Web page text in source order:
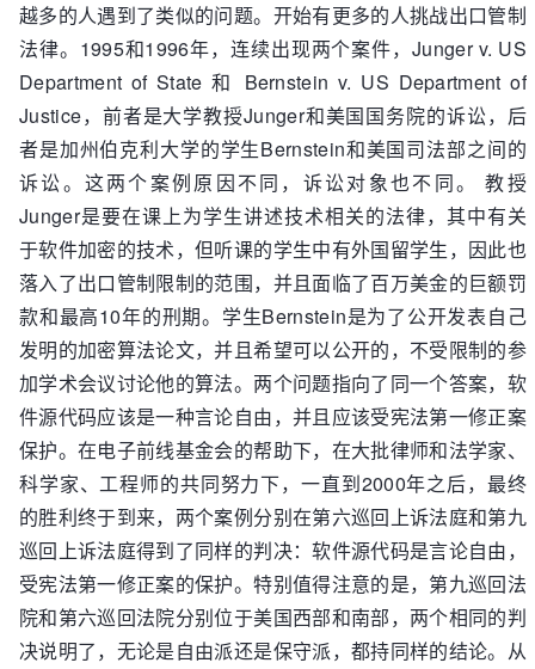
越多的人遇到了类似的问题。开始有更多的人挑战出口管制
法律。1995和1996年，连续出现两个案件，Junger v. US
Department of State 和 Bernstein v. US Department of
Justice，前者是大学教授Junger和美国国务院的诉讼，后
者是加州伯克利大学的学生Bernstein和美国司法部之间的
诉讼。这两个案例原因不同，诉讼对象也不同。 教授
Junger是要在课上为学生讲述技术相关的法律，其中有关
于软件加密的技术，但听课的学生中有外国留学生，因此也
落入了出口管制限制的范围，并且面临了百万美金的巨额罚
款和最高10年的刑期。学生Bernstein是为了公开发表自己
发明的加密算法论文，并且希望可以公开的，不受限制的参
加学术会议讨论他的算法。两个问题指向了同一个答案，软
件源代码应该是一种言论自由，并且应该受宪法第一修正案
保护。在电子前线基金会的帮助下，在大批律师和法学家、
科学家、工程师的共同努力下，一直到2000年之后，最终
的胜利终于到来，两个案例分别在第六巡回上诉法庭和第九
巡回上诉法庭得到了同样的判决：软件源代码是言论自由，
受宪法第一修正案的保护。特别值得注意的是，第九巡回法
院和第六巡回法院分别位于美国西部和南部，两个相同的判
决说明了，无论是自由派还是保守派，都持同样的结论。从